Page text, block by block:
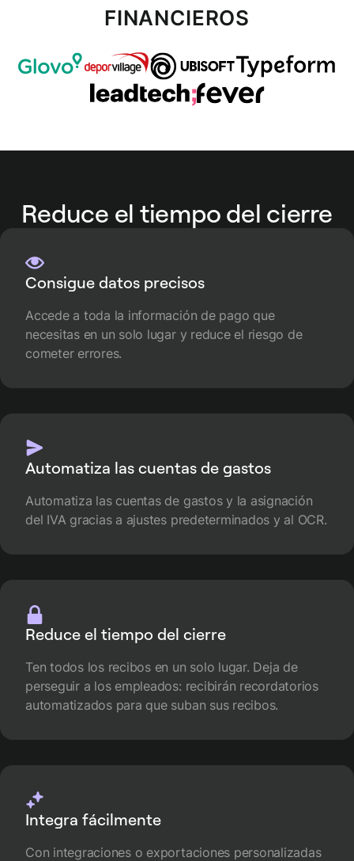
FINANCIEROS
Reduce el tiempo del cierre
Consigue datos precisos
Accede a toda la información de pago que
necesitas en un solo lugar y reduce el riesgo de
cometer errores.
Automatiza las cuentas de gastos
Automatiza las cuentas de gastos y la asignación
del IVA gracias a ajustes predeterminados y al OCR.
Reduce el tiempo del cierre
Ten todos los recibos en un solo lugar. Deja de
perseguir a los empleados: recibirán recordatorios
automatizados para que suban sus recibos.
Integra fácilmente
Con integraciones o exportaciones personalizadas